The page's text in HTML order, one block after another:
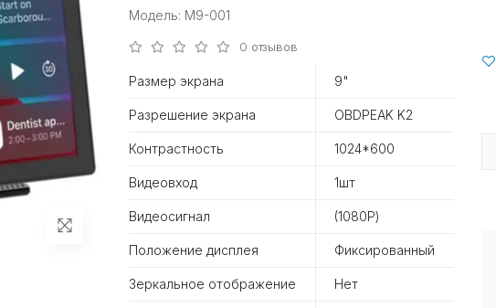
Модель: M9-001
0 отзывов
Размер экрана 9"
Разрешение экрана OBDPEAK K2
Контрастность 1024*600
Видеовход 1шт
Видеосигнал (1080Р)
Положение дисплея Фиксированный
Зеркальное отображение Нет